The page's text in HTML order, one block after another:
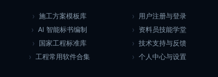
施工方案模板库
AI 智能标书编制
国家工程标准库
工程常用软件合集
用户注册与登录
资料员技能学堂
技术支持与反馈
个人中心与设置